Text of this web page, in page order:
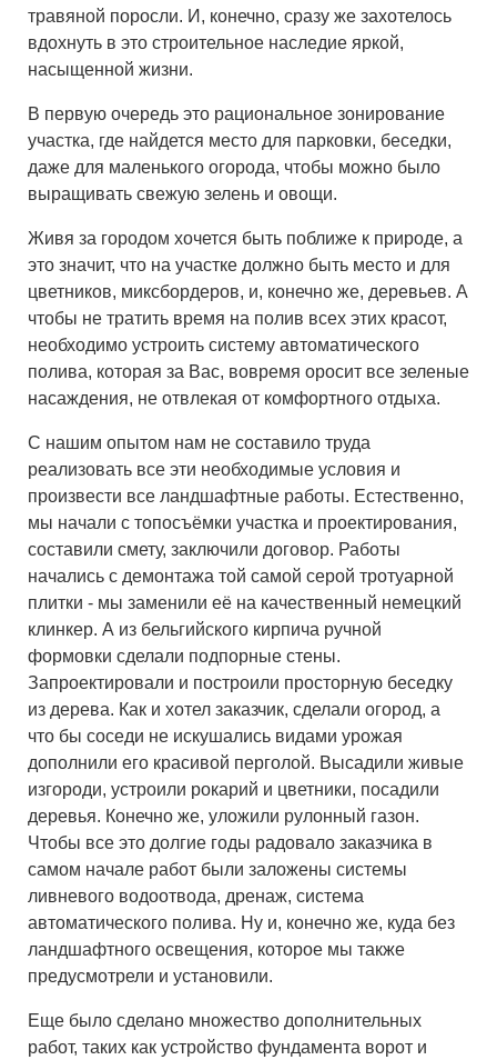
травяной поросли. И, конечно, сразу же захотелось
вдохнуть в это строительное наследие яркой,
насыщенной жизни.
В первую очередь это рациональное зонирование
участка, где найдется место для парковки, беседки,
даже для маленького огорода, чтобы можно было
выращивать свежую зелень и овощи.
Живя за городом хочется быть поближе к природе, а
это значит, что на участке должно быть место и для
цветников, миксбордеров, и, конечно же, деревьев. А
чтобы не тратить время на полив всех этих красот,
необходимо устроить систему автоматического
полива, которая за Вас, вовремя оросит все зеленые
насаждения, не отвлекая от комфортного отдыха.
С нашим опытом нам не составило труда
реализовать все эти необходимые условия и
произвести все ландшафтные работы. Естественно,
мы начали с топосъёмки участка и проектирования,
составили смету, заключили договор. Работы
начались с демонтажа той самой серой тротуарной
плитки - мы заменили её на качественный немецкий
клинкер. А из бельгийского кирпича ручной
формовки сделали подпорные стены.
Запроектировали и построили просторную беседку
из дерева. Как и хотел заказчик, сделали огород, а
что бы соседи не искушались видами урожая
дополнили его красивой перголой. Высадили живые
изгороди, устроили рокарий и цветники, посадили
деревья. Конечно же, уложили рулонный газон.
Чтобы все это долгие годы радовало заказчика в
самом начале работ были заложены системы
ливневого водоотвода, дренаж, система
автоматического полива. Ну и, конечно же, куда без
ландшафтного освещения, которое мы также
предусмотрели и установили.
Еще было сделано множество дополнительных
работ, таких как устройство фундамента ворот и